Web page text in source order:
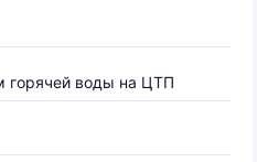
горячей воды на ЦТП